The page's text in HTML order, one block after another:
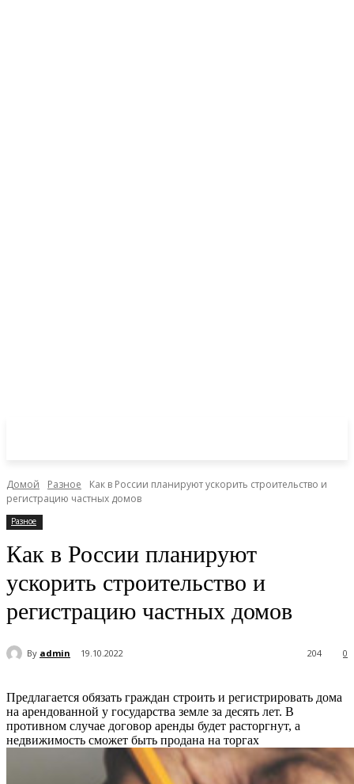
Домой Разное
Как в России планируют ускорить строительство и
регистрацию частных домов
Разное
Как в России планируют
ускорить строительство и
регистрацию частных домов
By admin 19.10.2022 0
204
Предлагается обязать граждан строить и регистрировать дома
на арендованной у государства земле за десять лет. В
противном случае договор аренды будет расторгнут, а
недвижимость сможет быть продана на торгах